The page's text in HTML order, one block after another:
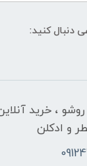
دنبال کنید:
، خرید
و ادکلن